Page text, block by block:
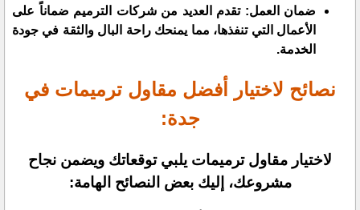
ضمان العمل: تقدم العديد من شركات الترميم ضماناً على
الأعمال التي تنفذها، مما يمنحك راحة البال والثقة في جودة
الخدمة.
نصائح لاختيار أفضل مقاول ترميمات في
جدة:
لاختيار مقاول ترميمات يلبي توقعاتك ويضمن نجاح
مشروعك، إليك بعض النصائح الهامة: